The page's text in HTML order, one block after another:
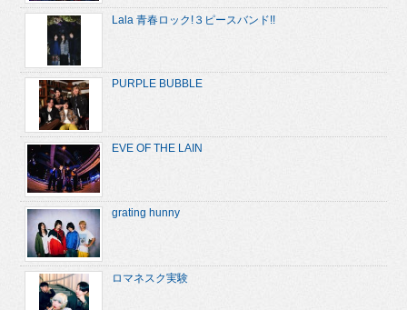
Lala 青春ロック!３ピースバンド!!
PURPLE BUBBLE
EVE OF THE LAIN
grating hunny
ロマネスク実験